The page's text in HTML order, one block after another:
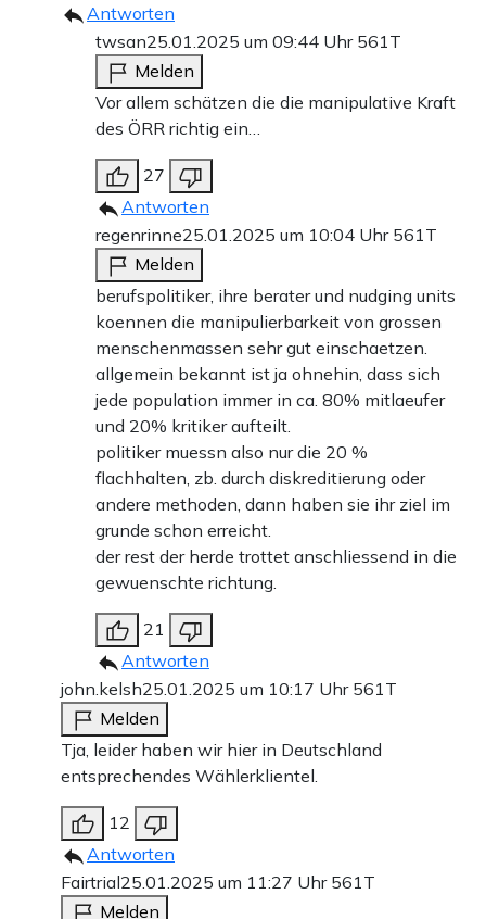
Antworten
twsan25.01.2025 um 09:44 Uhr 561T
Melden
Vor allem schätzen die die manipulative Kraft
des ÖRR richtig ein…
27
Antworten
regenrinne25.01.2025 um 10:04 Uhr 561T
Melden
berufspolitiker, ihre berater und nudging units
koennen die manipulierbarkeit von grossen
menschenmassen sehr gut einschaetzen.
allgemein bekannt ist ja ohnehin, dass sich
jede population immer in ca. 80% mitlaeufer
und 20% kritiker aufteilt.
politiker muessn also nur die 20 %
flachhalten, zb. durch diskreditierung oder
andere methoden, dann haben sie ihr ziel im
grunde schon erreicht.
der rest der herde trottet anschliessend in die
gewuenschte richtung.
21
Antworten
john.kelsh25.01.2025 um 10:17 Uhr 561T
Melden
Tja, leider haben wir hier in Deutschland
entsprechendes Wählerklientel.
12
Antworten
Fairtrial25.01.2025 um 11:27 Uhr 561T
Melden